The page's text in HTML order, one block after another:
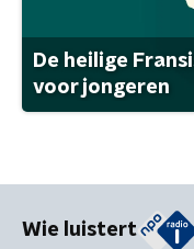
De heilige
voor jongeren
Wie luistert